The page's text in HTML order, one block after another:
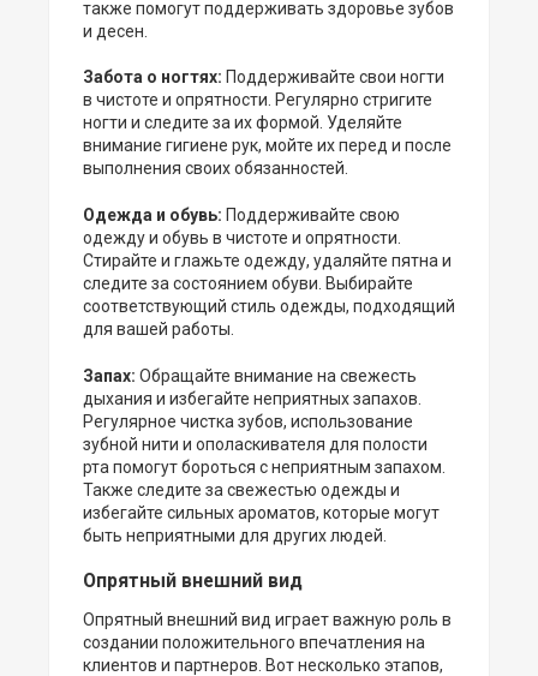
также помогут поддерживать здоровье зубов
и десен.
Забота о ногтях: Поддерживайте свои ногти
в чистоте и опрятности. Регулярно стригите
ногти и следите за их формой. Уделяйте
внимание гигиене рук, мойте их перед и после
выполнения своих обязанностей.
Одежда и обувь: Поддерживайте свою
одежду и обувь в чистоте и опрятности.
Стирайте и глажьте одежду, удаляйте пятна и
следите за состоянием обуви. Выбирайте
соответствующий стиль одежды, подходящий
для вашей работы.
Запах: Обращайте внимание на свежесть
дыхания и избегайте неприятных запахов.
Регулярное чистка зубов, использование
зубной нити и ополаскивателя для полости
рта помогут бороться с неприятным запахом.
Также следите за свежестью одежды и
избегайте сильных ароматов, которые могут
быть неприятными для других людей.
Опрятный внешний вид
Опрятный внешний вид играет важную роль в
создании положительного впечатления на
клиентов и партнеров. Вот несколько этапов,